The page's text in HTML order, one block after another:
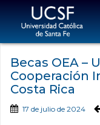
Becas OEA –
Cooperación
Costa Rica
17 de julio de 2024